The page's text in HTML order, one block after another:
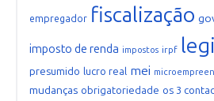
empregador fiscalização
imposto de renda impostos irpf
presumido lucro real mei
mudanças obrigatoriedade os 3